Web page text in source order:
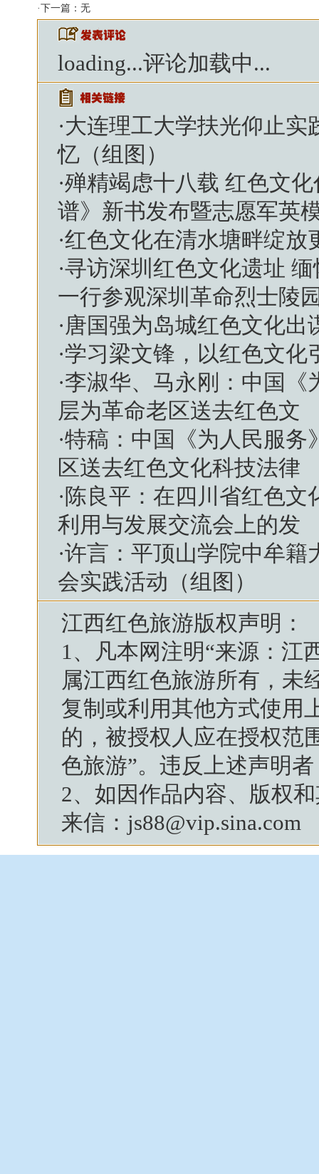
·下一篇：无
loading...评论加载中...
·大连理工大学扶光仰止实
忆（组图）
·殚精竭虑十八载 红色文
谱》新书发布暨志愿军英
·红色文化在清水塘畔绽放
·寻访深圳红色文化遗址
一行参观深圳革命烈士陵
·唐国强为岛城红色文化出
·学习梁文锋，以红色文化
·李淑华、马永刚：中国《
层为革命老区送去红色文
·特稿：中国《为人民服务
区送去红色文化科技法律
·陈良平：在四川省红色
利用与发展交流会上的发
·许言：平顶山学院中牟籍
会实践活动（组图）
江西红色旅游版权声明：
1、凡本网注明“来源： 江
属江西红色旅游所有，未
复制或利用其他方式使用
的，被授权人应在授权范
色旅游”。违反上述声明
2、如因作品内容、版权
来信：js88@vip.sina.com